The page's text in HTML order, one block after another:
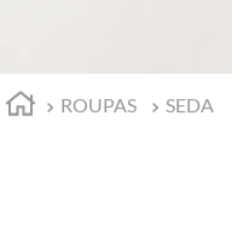
ROUPAS SEDA